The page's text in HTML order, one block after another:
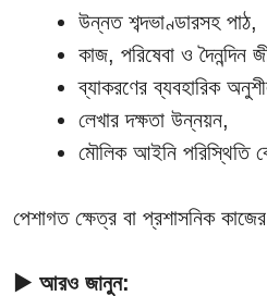
উন্নত শব্দভাণ্ডারসহ পাঠ,
কাজ, পরিষেবা ও দৈনন্দিন
ব্যাকরণের ব্যবহারিক
লেখার দক্ষতা উন্নয়ন,
মৌলিক আইনি পরিস্থিতি
পেশাগত ক্ষেত্র বা প্রশাসনিক
▶ আরও জানুন: